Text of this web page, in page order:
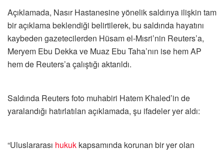
Açıklamada, Nasır Hastanesine yönelik saldırıya ilişkin tam
bir açıklama beklendiği belirtilerek, bu saldırıda hayatını
kaybeden gazetecilerden Hüsam el-Mısri’nin Reuters’a,
Meryem Ebu Dekka ve Muaz Ebu Taha’nın ise hem AP
hem de Reuters’a çalıştığı aktarıldı.
Saldırıda Reuters foto muhabiri Hatem Khaled’in de
yaralandığı hatırlatılan açıklamada, şu ifadeler yer aldı:
“Uluslararası hukuk kapsamında korunan bir yer olan